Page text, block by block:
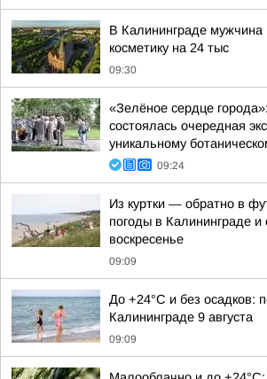
В Калининграде мужчина
косметику на 24 тыс
09:30
«Зелёное сердце
состоялась очередная
уникальному
09:24
Из куртки — обратно в
погоды в Калининграде и
воскресенье
09:09
До +24°С и без осадков:
Калининграде 9 августа
09:09